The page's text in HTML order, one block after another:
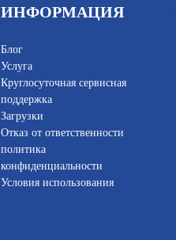
ИНФОРМАЦИЯ
Блог
Услуга
Круглосуточная сервисная
поддержка
Загрузки
Отказ от ответственности
политика
конфиденциальности
Условия использования